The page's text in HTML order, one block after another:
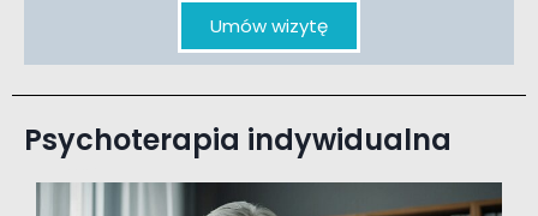
Umów wizytę
Psychoterapia indywidualna